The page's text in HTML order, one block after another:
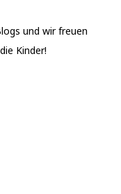
und wir freuen
Kinder!